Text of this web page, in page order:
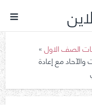
الصف الاول»
مع إعادة